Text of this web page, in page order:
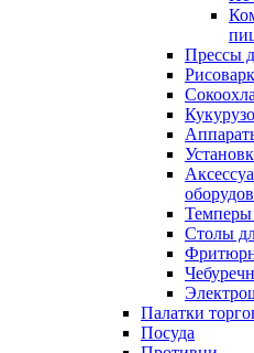
Прессы
Темперы
Столы
Палатки
Посуда